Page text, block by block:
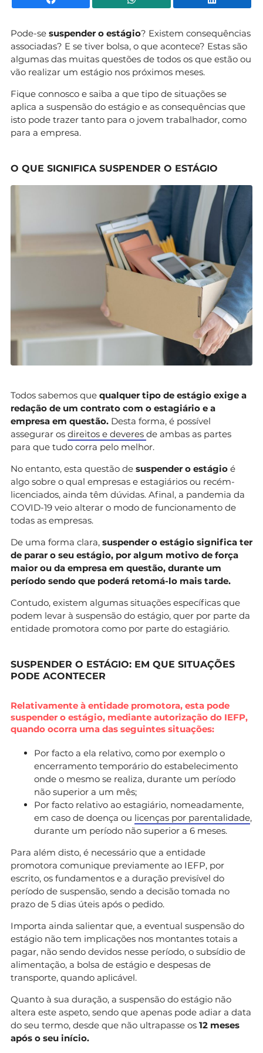
Pode-se suspender o estágio? Existem consequências
associadas? E se tiver bolsa, o que acontece? Estas são
algumas das muitas questões de todos os que estão ou
vão realizar um estágio nos próximos meses.
Fique connosco e saiba a que tipo de situações se
aplica a suspensão do estágio e as consequências que
isto pode trazer tanto para o jovem trabalhador, como
para a empresa.
O QUE SIGNIFICA SUSPENDER O ESTÁGIO
Todos sabemos que qualquer tipo de estágio exige a
redação de um contrato com o estagiário e a
empresa em questão. Desta forma, é possível
assegurar os direitos e deveres de ambas as partes
para que tudo corra pelo melhor.
No entanto, esta questão de suspender o estágio é
algo sobre o qual empresas e estagiários ou recém-
licenciados, ainda têm dúvidas. Afinal, a pandemia da
COVID-19 veio alterar o modo de funcionamento de
todas as empresas.
De uma forma clara, suspender o estágio significa ter
de parar o seu estágio, por algum motivo de força
maior ou da empresa em questão, durante um
período sendo que poderá retomá-lo mais tarde.
Contudo, existem algumas situações específicas que
podem levar à suspensão do estágio, quer por parte da
entidade promotora como por parte do estagiário.
SUSPENDER O ESTÁGIO: EM QUE SITUAÇÕES
PODE ACONTECER
Relativamente à entidade promotora, esta pode
suspender o estágio, mediante autorização do IEFP,
quando ocorra uma das seguintes situações:
Por facto a ela relativo, como por exemplo o
encerramento temporário do estabelecimento
onde o mesmo se realiza, durante um período
não superior a um mês;
Por facto relativo ao estagiário, nomeadamente,
em caso de doença ou licenças por parentalidade,
durante um período não superior a 6 meses.
Para além disto, é necessário que a entidade
promotora comunique previamente ao IEFP, por
escrito, os fundamentos e a duração previsível do
período de suspensão, sendo a decisão tomada no
prazo de 5 dias úteis após o pedido.
Importa ainda salientar que, a eventual suspensão do
estágio não tem implicações nos montantes totais a
pagar, não sendo devidos nesse período, o subsídio de
alimentação, a bolsa de estágio e despesas de
transporte, quando aplicável.
Quanto à sua duração, a suspensão do estágio não
altera este aspeto, sendo que apenas pode adiar a data
do seu termo, desde que não ultrapasse os 12 meses
após o seu início.